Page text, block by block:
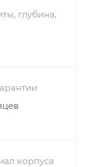
глубина,
корпуса